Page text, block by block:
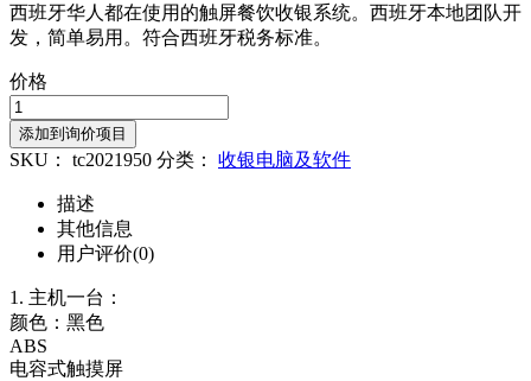
西班牙华人都在使用的触屏餐饮收银系统。西班牙本地团队开
发，简单易用。符合西班牙税务标准。
价格
添加到询价项目
SKU： tc2021950 分类： 收银电脑及软件
描述
其他信息
用户评价(0)
1. 主机一台：
颜色：黑色
ABS
电容式触摸屏